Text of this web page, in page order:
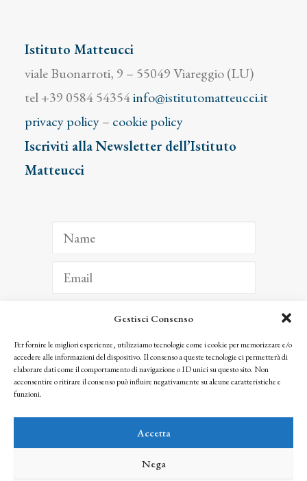
Gestisci Consenso
Per fornire le migliori esperienze, utilizziamo tecnologie come i cookie per memorizzare e/o
accedere alle informazioni del dispositivo. Il consenso a queste tecnologie ci permetterà di
elaborare dati come il comportamento di navigazione o ID unici su questo sito. Non
acconsentire o ritirare il consenso può influire negativamente su alcune caratteristiche e
funzioni.
Accetta
Nega
Istituto Matteucci
viale Buonarroti, 9 – 55049 Viareggio (LU)
tel +39 0584 54354info@istitutomatteucci.it
privacy policy– cookie policy
Iscriviti alla Newsletter dell’Istituto
Matteucci
ISCRIVITI
Facendo clic per iscriverti, riconosci che le tue informazioni saranno trattate
seguendo la nostra Privacy Policy
© 2025 Istituto Matteucci. All right reserved
l’autorizzazione scritta dei proprietari dei diritti e dell’Istituto Matteucci